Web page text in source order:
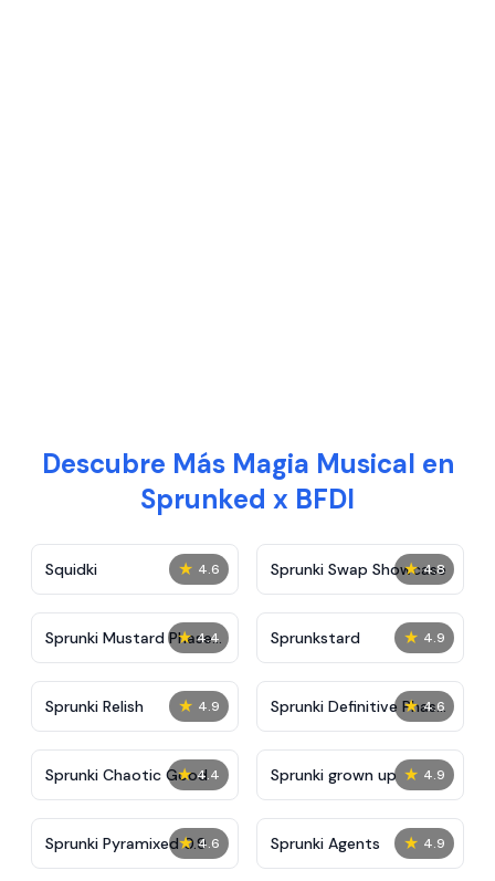
Descubre Más Magia Musical en
Sprunked x BFDI
★ 4.6
Squidki ★ 4.8
Sprunki Swap Showcase
★ 4.4
Sprunki Mustard Phase
2
★ 4.9
Sprunkstard
★ 4.9
Sprunki Relish ★ 4.6
Sprunki Definitive Phase
7
★ 4.4
Sprunki Chaotic Good ★ 4.9
Sprunki grown up
★ 4.6
Sprunki Pyramixed 0.9 ★ 4.9
Sprunki Agents